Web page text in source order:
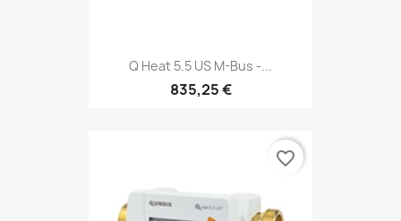
Q Heat 5.5 US M-Bus -...
835,25 €
favorite_border